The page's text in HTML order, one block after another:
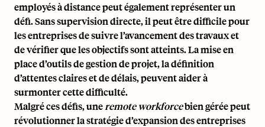
employés à distance peut également représenter un
défi. Sans supervision directe, il peut être difficile pour
les entreprises de suivre l’avancement des travaux et
de vérifier que les objectifs sont atteints. La mise en
place d’outils de gestion de projet, la définition
d’attentes claires et de délais, peuvent aider à
surmonter cette difficulté.
Malgré ces défis, uneremote workforcebien gérée peut
révolutionner la stratégie d’expansion des entreprises